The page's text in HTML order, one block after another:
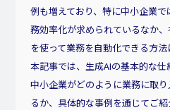
例も増えており、特に中小企業
務効率化が求められているなか
を使って業務を自動化できる方法
本記事では、生成AIの基本的な
中小企業がどのように業務に取
るか、具体的な事例を通じてご紹